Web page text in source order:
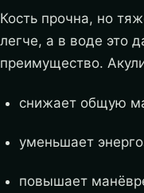
Кость прочна, но
легче, а в воде это
преимущество.
снижает общую
уменьшает
повышает